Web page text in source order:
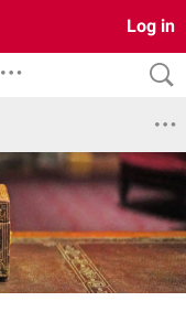
Log in